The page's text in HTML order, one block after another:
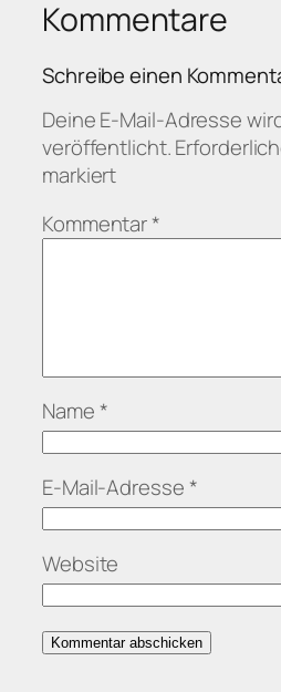
Kommentare
Schreibe einen
Deine E-Mail-Adresse
veröffentlicht.
markiert
Kommentar*
Name *
E-Mail-Adresse *
Website